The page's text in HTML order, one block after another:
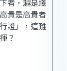
者，越是踐
貴是高貴者
證」，這難
？